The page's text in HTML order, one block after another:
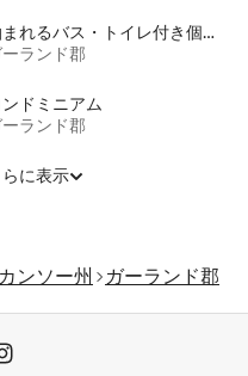
泊まれるバス・トイレ付き個室
ランド郡
ンドミニアム
ランド郡
に表示
ンソー州
ガーランド郡